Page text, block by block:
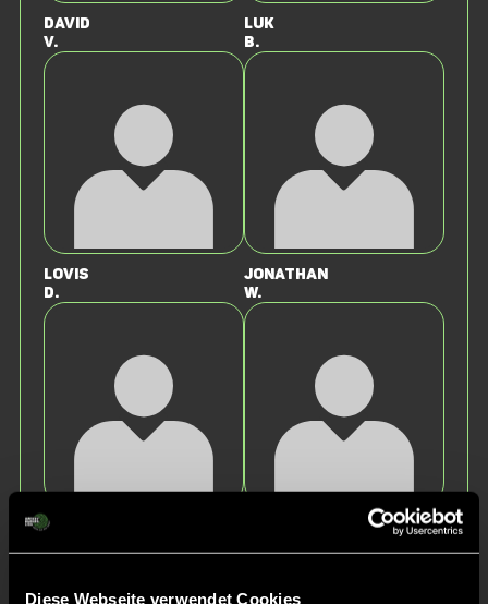
Diese Webseite verwendet Cookies
David
V.
Luk
B.
Lovis
D.
Jonathan
W.
Jesper